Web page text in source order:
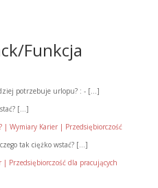
Funkcja
potrzebuje urlopu? : - [...]
[...]
Wymiary Karier | Przedsiębiorczość
tak ciężko wstać? [...]
Przedsiębiorczość dla pracujących